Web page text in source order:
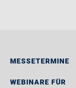
MESSETERMINE
WEBINARE FÜR